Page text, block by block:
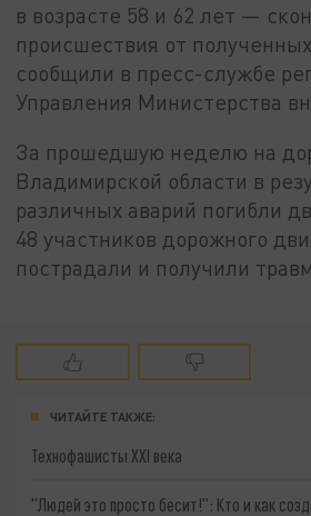
в возрасте 58 и 62 лет —
происшествия от
сообщили в пресс-службе
Управления Министерства
За прошедшую неделю на
Владимирской области в
различных аварий погибли
48 участников дорожного
пострадали и получили
ЧИТАЙТЕ ТАКЖЕ:
Технофашисты XXI века
"Людей это просто бесит!": Кто и как